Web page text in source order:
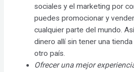
sociales y el marketing por
puedes promocionar y
cualquier parte del mundo.
dinero allí sin tener una
otro país.
Ofrecer una mejor